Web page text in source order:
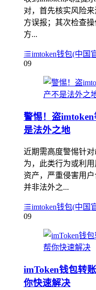
对，首先核实风险
方误报；其次检查
方...
imtoken钱包(中国
09
警惕！盗
是法外之地
近期需高度警惕针
为，此类行为或利
资产，严重侵害用
并非法外之...
imtoken钱包(中国
09
imToken钱包转
你快速解决